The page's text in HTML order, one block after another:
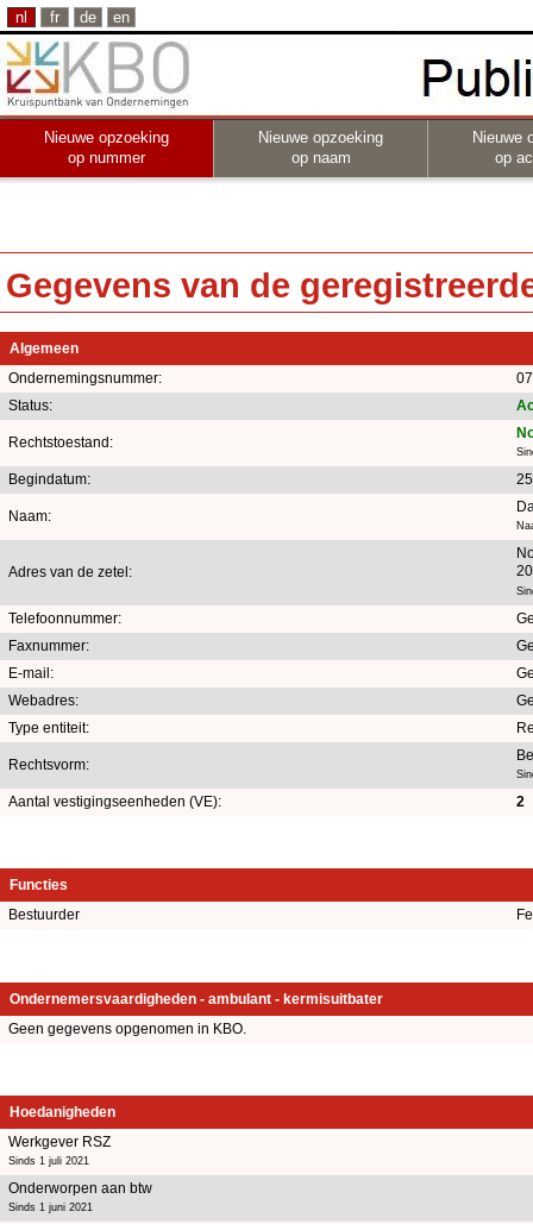
nl fr de en
Nieuwe opzoeking
op nummer
Nieuwe opzoeking
op naam
Nieuwe
op
Gegevens van de
Algemeen
Ondernemingsnummer:
Status:
Rechtstoestand:
Begindatum:
Naam:
Adres van de zetel:
Telefoonnummer:
Faxnummer:
E-mail:
Webadres:
Type entiteit:
Rechtsvorm:
Aantal vestigingseenheden (VE): 2
Functies
Bestuurder
Ondernemersvaardigheden - ambulant - kermisuitbater
Geen gegevens opgenomen in KBO.
Hoedanigheden
Werkgever RSZ
Sinds 1 juli 2021
Onderworpen aan btw
Sinds 1 juni 2021